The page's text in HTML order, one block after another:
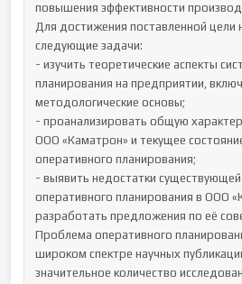
повышения эффективности
Для достижения поставленной
следующие задачи:
- изучить теоретические аспекты
планирования на предприятии,
методологические основы;
- проанализировать общую
ООО «Каматрон» и текущее
оперативного планирования;
- выявить недостатки
оперативного планирования в ООО
разработать предложения по её
Проблема оперативного
широком спектре научных
значительное количество